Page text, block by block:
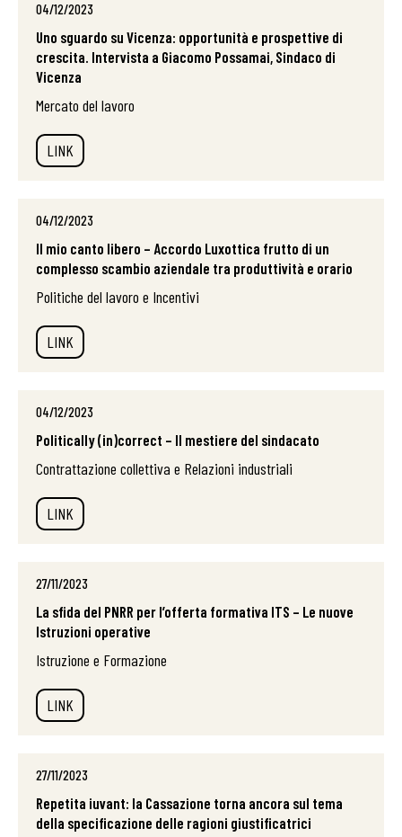
04/12/2023
Uno sguardo su Vicenza: opportunità e prospettive di
crescita. Intervista a Giacomo Possamai, Sindaco di
Vicenza
Mercato del lavoro
LINK
04/12/2023
Il mio canto libero – Accordo Luxottica frutto di un
complesso scambio aziendale tra produttività e orario
Politiche del lavoro e Incentivi
LINK
04/12/2023
Politically (in)correct – Il mestiere del sindacato
Contrattazione collettiva e Relazioni industriali
LINK
27/11/2023
La sfida del PNRR per l’offerta formativa ITS – Le nuove
Istruzioni operative
Istruzione e Formazione
LINK
27/11/2023
Repetita iuvant: la Cassazione torna ancora sul tema
della specificazione delle ragioni giustificatrici